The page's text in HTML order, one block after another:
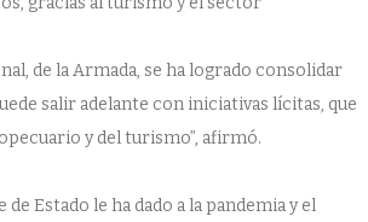
de la Armada, se ha logrado consolidar
salir adelante con iniciativas lícitas, que
y del turismo”, afirmó.
Estado le ha dado a la pandemia y el